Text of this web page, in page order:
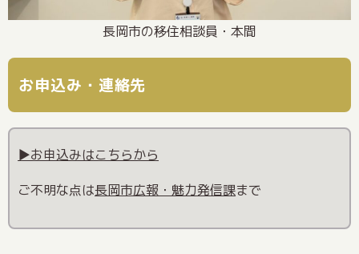
長岡市の移住相談員・本間
お申込み・連絡先
▶お申込みはこちらから
ご不明な点は長岡市広報・魅力発信課まで